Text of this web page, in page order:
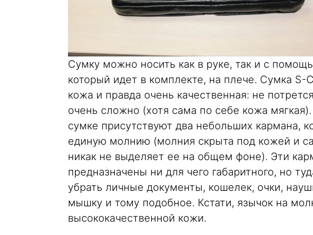
Сумку можно носить как в руке, так и с
который идет в комплекте, на плече. Сумка S-
кожа и правда очень качественная: не
очень сложно (хотя сама по себе кожа
сумке присутствуют два небольших кармана,
единую молнию (молния скрыта под кожей и
никак не выделяет ее на общем фоне). Эти
предназначены ни для чего габаритного, но
убрать личные документы, кошелек, очки,
мышку и тому подобное. Кстати, язычок на
высококачественной кожи.